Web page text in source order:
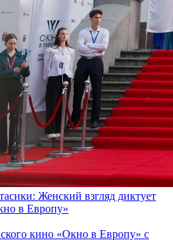
Женский взгляд диктует
в Европу»
кино «Окно в Европу» с